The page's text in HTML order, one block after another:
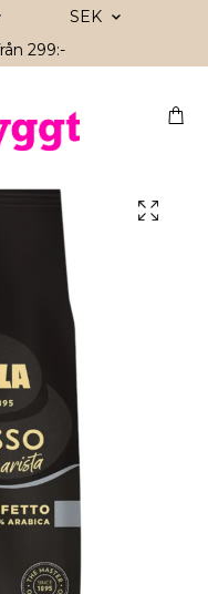
SEK
299:-